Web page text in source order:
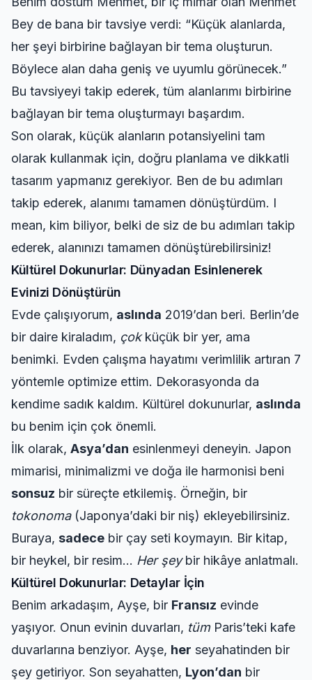
Bey de bana bir tavsiye verdi: “Küçük alanlarda,
her şeyi birbirine bağlayan bir tema oluşturun.
Böylece alan daha geniş ve uyumlu görünecek.”
Bu tavsiyeyi takip ederek, tüm alanlarımı birbirine
bağlayan bir tema oluşturmayı başardım.
Son olarak, küçük alanların potansiyelini tam
olarak kullanmak için, doğru planlama ve dikkatli
tasarım yapmanız gerekiyor. Ben de bu adımları
takip ederek, alanımı tamamen dönüştürdüm. I
mean, kim biliyor, belki de siz de bu adımları takip
ederek, alanınızı tamamen dönüştürebilirsiniz!
Kültürel Dokunurlar: Dünyadan Esinlenerek
Evinizi Dönüştürün
Evde çalışıyorum, aslında 2019’dan beri. Berlin’de
bir daire kiraladım, çokküçük bir yer, ama
benimki. Evden çalışma hayatımı verimlilik artıran 7
yöntemle optimize ettim. Dekorasyonda da
kendime sadık kaldım. Kültürel dokunurlar, aslında
bu benim için çok önemli.
İlk olarak, Asya’dan esinlenmeyi deneyin. Japon
mimarisi, minimalizmi ve doğa ile harmonisi beni
sonsuz bir süreçte etkilemiş. Örneğin, bir
tokonoma(Japonya’daki bir niş) ekleyebilirsiniz.
Buraya, sadece bir çay seti koymayın. Bir kitap,
bir heykel, bir resim… Her şeybir hikâye anlatmalı.
Kültürel Dokunurlar: Detaylar İçin
Benim arkadaşım, Ayşe, bir Fransız evinde
yaşıyor. Onun evinin duvarları, tümParis’teki kafe
duvarlarına benziyor. Ayşe, her seyahatinden bir
şey getiriyor. Son seyahatten, Lyon’dan bir